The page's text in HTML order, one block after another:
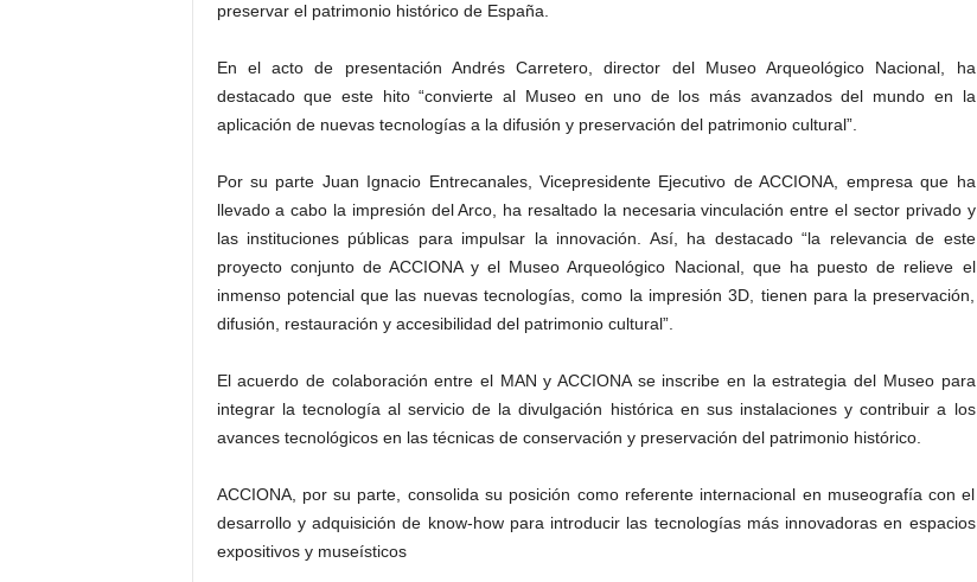
preservar el patrimonio histórico de España.
En el acto de presentación Andrés Carretero, director del Museo Arqueológico Nacional, ha
destacado que este hito “convierte al Museo en uno de los más avanzados del mundo en la
aplicación de nuevas tecnologías a la difusión y preservación del patrimonio cultural”.
Por su parte Juan Ignacio Entrecanales, Vicepresidente Ejecutivo de ACCIONA, empresa que ha
llevado a cabo la impresión del Arco, ha resaltado la necesaria vinculación entre el sector privado y
las instituciones públicas para impulsar la innovación. Así, ha destacado “la relevancia de este
proyecto conjunto de ACCIONA y el Museo Arqueológico Nacional, que ha puesto de relieve el
inmenso potencial que las nuevas tecnologías, como la impresión 3D, tienen para la preservación,
difusión, restauración y accesibilidad del patrimonio cultural”.
El acuerdo de colaboración entre el MAN y ACCIONA se inscribe en la estrategia del Museo para
integrar la tecnología al servicio de la divulgación histórica en sus instalaciones y contribuir a los
avances tecnológicos en las técnicas de conservación y preservación del patrimonio histórico.
ACCIONA, por su parte, consolida su posición como referente internacional en museografía con el
desarrollo y adquisición de know-how para introducir las tecnologías más innovadoras en espacios
expositivos y museísticos